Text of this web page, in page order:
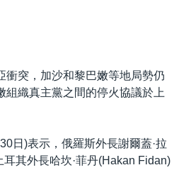
衝突，加沙和黎巴嫩等地局勢仍
組織真主黨之間的停火協議於上
日)表示，俄羅斯外長謝爾蓋·拉
其外長哈坎·菲丹(Hakan Fidan)